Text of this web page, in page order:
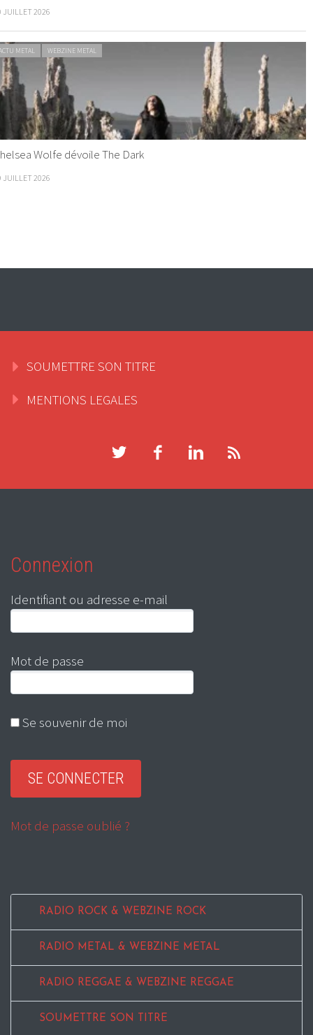
JUILLET 2026
METAL WEBZINE METAL
Wolfe dévoile The Dark
JUILLET 2026
SOUMETTRE SON TITRE
MENTIONS LEGALES
Connexion
Identifiant ou adresse e-mail
Mot de passe
Se souvenir de moi
Mot de passe oublié ?
RADIO ROCK & WEBZINE ROCK
RADIO METAL & WEBZINE METAL
RADIO REGGAE & WEBZINE REGGAE
SOUMETTRE SON TITRE